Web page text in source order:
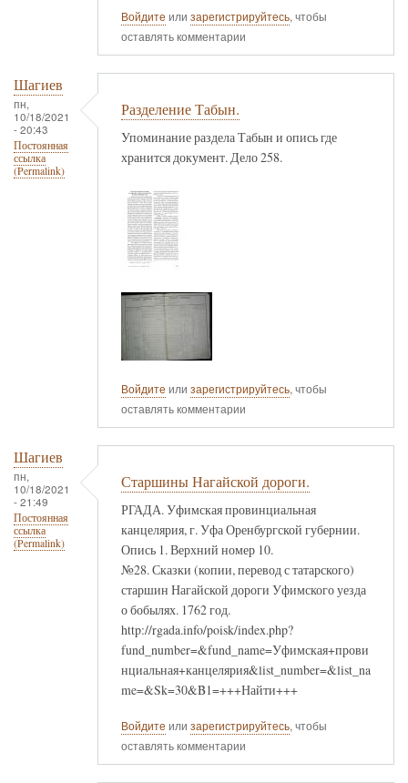
Войдите или зарегистрируйтесь, чтобы
оставлять комментарии
Шагиев
пн,
10/18/2021
- 20:43
Постоянная
ссылка
(Permalink)
Разделение Табын.
Упоминание раздела Табын и опись где
хранится документ. Дело 258.
Войдите или зарегистрируйтесь, чтобы
оставлять комментарии
Шагиев
пн,
10/18/2021
- 21:49
Постоянная
ссылка
(Permalink)
Старшины Нагайской дороги.
РГАДА. Уфимская провинциальная
канцелярия, г. Уфа Оренбургской губернии.
Опись 1. Верхний номер 10.
№28. Сказки (копии, перевод с татарского)
старшин Нагайской дороги Уфимского уезда
о бобылях. 1762 год.
http://rgada.info/poisk/index.php?
fund_number=&fund_name=Уфимская+прови
нциальная+канцелярия&list_number=&list_na
me=&Sk=30&B1=+++Найти+++
Войдите или зарегистрируйтесь, чтобы
оставлять комментарии